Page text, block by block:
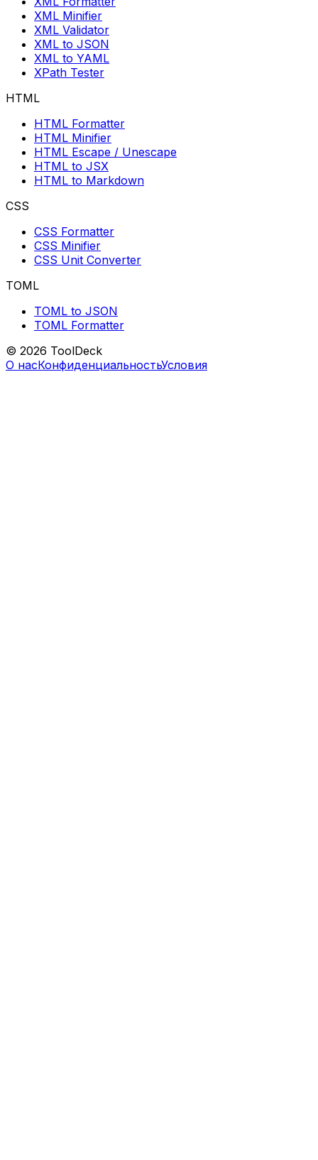
XML Minifier
XML Validator
XML to JSON
XML to YAML
XPath Tester
HTML
HTML Formatter
HTML Minifier
HTML Escape / Unescape
HTML to JSX
HTML to Markdown
CSS
CSS Formatter
CSS Minifier
CSS Unit Converter
TOML
TOML to JSON
TOML Formatter
© 2026 ToolDeck
О насКонфиденциальностьУсловия